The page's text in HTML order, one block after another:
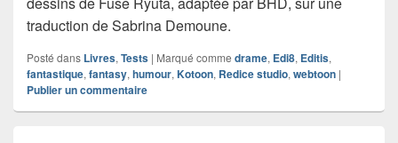
traduction de Sabrina Demoune.
Posté dans Livres, Tests | Marqué comme drame, Edi8, Editis,
fantastique, fantasy, humour, Kotoon, Redice studio, webtoon |
Publier un commentaire